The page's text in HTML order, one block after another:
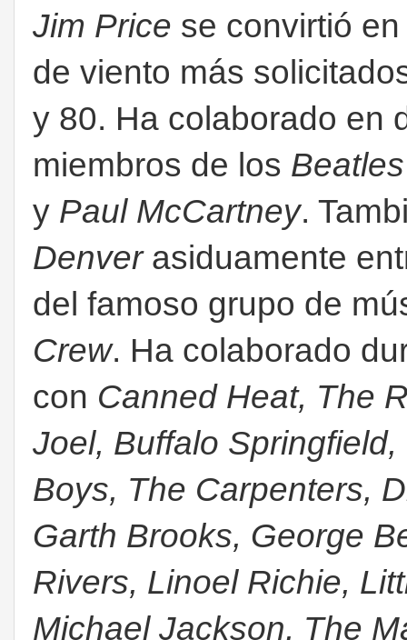
Jim Price se convirtió
de viento más
y 80. Ha colaborado en
miembros de los Beatles
y Paul McCartney.
Denverasiduamente
del famoso grupo de
Crew. Ha colaborado
con Canned Heat, The
Joel, Buffalo
Boys, The Carpenters,
Garth Brooks, George
Rivers, Linoel Richie,
Michael Jackson, The